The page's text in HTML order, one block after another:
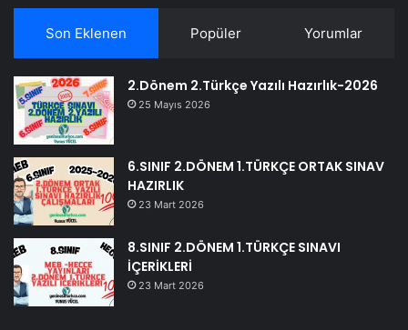
Son Eklenen Popüler Yorumlar
2.Dönem 2.Türkçe Yazılı Hazırlık-2026
25 Mayıs 2026
6.SINIF 2.DÖNEM 1.TÜRKÇE ORTAK SINAV
HAZIRLIK
23 Mart 2026
8.SINIF 2.DÖNEM 1.TÜRKÇE SINAVI
İÇERİKLERİ
23 Mart 2026